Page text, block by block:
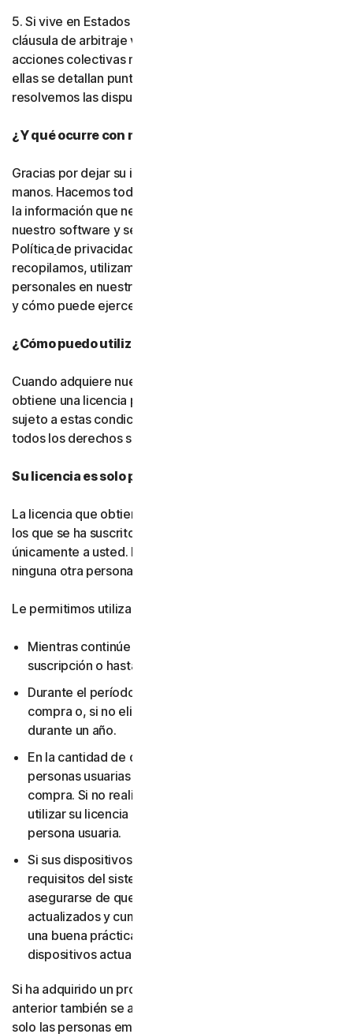
5. Si vive en Estados Unidos, asegúrese de leer nuestra
cláusula de arbitraje vinculante y la renuncia a las
acciones colectivas más adelante en este acuerdo. En
ellas se detallan puntos muy importantes sobre cómo
resolvemos las disputas.
¿Y qué ocurre con mi privacidad?
Gracias por dejar su información personal en nuestras
manos. Hacemos todo lo posible por utilizar únicamente
la información que necesitamos para proporcionarle
nuestro software y servicios. Le rogamos que lea nuestra
Política de privacidad, ya que explica cómo y por qué
recopilamos, utilizamos y compartimos sus datos
personales en nuestros sitios web, productos y servicios,
y cómo puede ejercer sus derechos sobre sus datos.
¿Cómo puedo utilizar el software y los servicios?
Cuando adquiere nuestro software y servicios, solo
obtiene una licencia para utilizarlos con un fin limitado y
sujeto a estas condiciones. Seguimos siendo titulares de
todos los derechos sobre el software y los servicios.
Su licencia es solo para usted:
La licencia que obtiene para el software y los servicios a
los que se ha suscrito le pertenece a usted, y
únicamente a usted. No puede transferir esa licencia a
ninguna otra persona.
Le permitimos utilizar su licencia:
Mientras continúe pagando las tarifas aplicables a su
suscripción o hasta que la suscripción finalice.
Durante el período que haya elegido al realizar la
compra o, si no eligió una duración de suscripción,
durante un año.
En la cantidad de dispositivos y para la cantidad de
personas usuarias que haya elegido al realizar la
compra. Si no realizó ninguna elección, solo puede
utilizar su licencia en un dispositivo y para una sola
persona usuaria.
Si sus dispositivos y sistemas operativos cumplen los
requisitos del sistema. Es su responsabilidad
asegurarse de que sus dispositivos se mantengan
actualizados y cumplan dichos requisitos. (También es
una buena práctica de seguridad mantener sus
dispositivos actualizados).
Si ha adquirido un producto para pequeñas empresas, lo
anterior también se aplica. La única diferencia es que
solo las personas empleadas por la pequeña empresa